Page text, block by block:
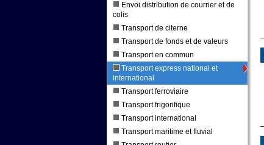
Envoi distribution de courrier et de
colis
Transport de citerne
Transport de fonds et de valeurs
Transport en commun
Transport express national et
international
Transport ferroviaire
Transport frigorifique
Transport international
Transport maritime et fluvial